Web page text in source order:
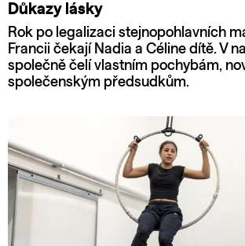
Důkazy lásky
Rok po legalizaci stejnopohlavních
Francii čekají Nadia a Céline dítě. V
společně čelí vlastním pochybám,
společenským předsudkům.